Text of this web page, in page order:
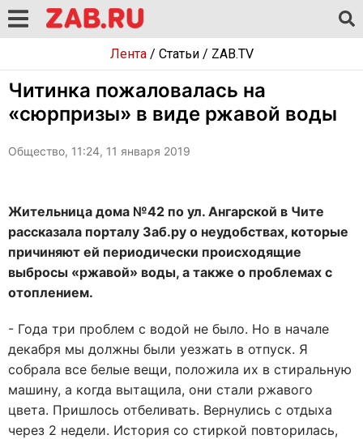
Лента/ Статьи/ ZAB.TV
Читинка пожаловалась на
«сюрпризы» в виде ржавой воды
Общество, 11:24, 11 января 2019
Жительница дома №42 по ул. Ангарской в Чите
рассказала порталу Заб.ру о неудобствах, которые
причиняют ей периодически происходящие
выбросы «ржавой» воды, а также о проблемах с
отоплением.
- Года три проблем с водой не было. Но в начале
декабря мы должны были уезжать в отпуск. Я
собрала все белые вещи, положила их в стиральную
машину, а когда вытащила, они стали ржавого
цвета. Пришлось отбеливать. Вернулись с отдыха
через 2 недели. История со стиркой повторилась,